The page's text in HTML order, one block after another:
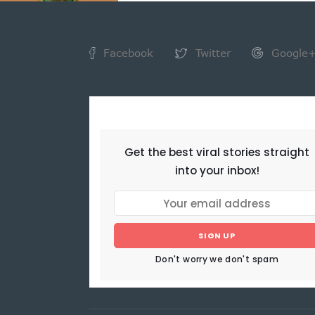
Facebook Twitter Google+
Get the best viral stories straight
into your inbox!
SIGN UP
Don't worry we don't spam